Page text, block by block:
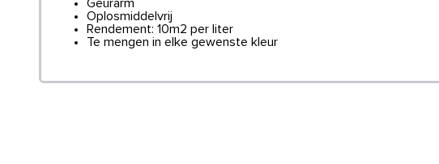
Geurarm
Oplosmiddelvrij
Rendement: 10m2 per liter
Te mengen in elke gewenste kleur